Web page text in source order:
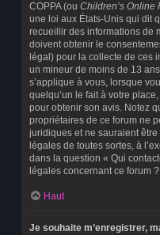
COPPA (ou Children’s Online
une loi aux États-Unis qui dit
recueillir des informations de
doivent obtenir le
légal) pour la collecte de ces
un mineur de moins de 13
s’applique à vous, lorsque
quelqu’un le fait à votre
pour obtenir son avis. Notez
propriétaires de ce forum ne
juridiques et ne sauraient
légales de toutes sortes, à
dans la question « Qui
légales concernant ce forum
Haut
Je souhaite m’enregistrer,